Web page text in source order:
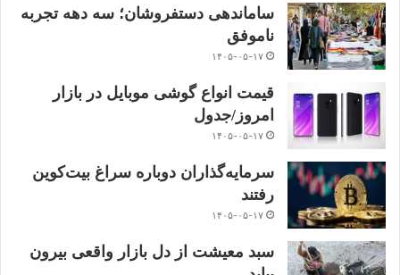
ساماندهی دستفروشان؛ سه دهه تجربه
ناموفق
۱۴۰۵-۰۵-۱۷
قیمت انواع گوشی موبایل در بازار
امروز/جدول
۱۴۰۵-۰۵-۱۷
سرمایه‌گذاران دوباره سراغ بیت‌کوین
رفتند
۱۴۰۵-۰۵-۱۷
سبد معیشت از دل بازار واقعی بیرون